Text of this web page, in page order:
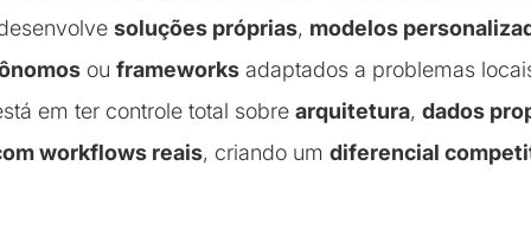
soluções próprias, modelos
ou frameworks adaptados a problemas
em ter controle total sobre arquitetura, dados
workflows reais, criando um diferencial